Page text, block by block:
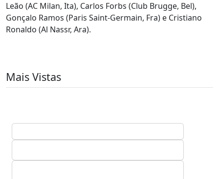
Leão (AC Milan, Ita), Carlos Forbs (Club Brugge, Bel),
Gonçalo Ramos (Paris Saint-Germain, Fra) e Cristiano
Ronaldo (Al Nassr, Ara).
Mais Vistas